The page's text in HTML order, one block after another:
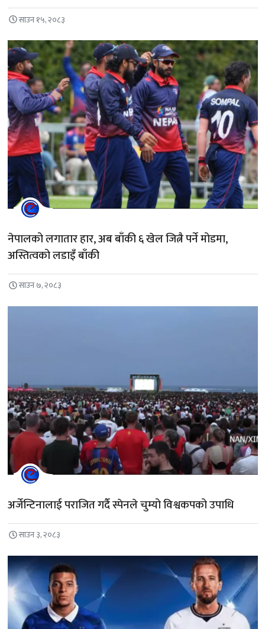
साउन १५, २०८३
नेपालको लगातार हार, अब बाँकी ६ खेल जित्नै पर्ने मोडमा,
अस्तित्वको लडाइँ बाँकी
साउन ७, २०८३
अर्जेन्टिनालाई पराजित गर्दै स्पेनले चुम्यो विश्वकपको उपाधि
साउन ३, २०८३